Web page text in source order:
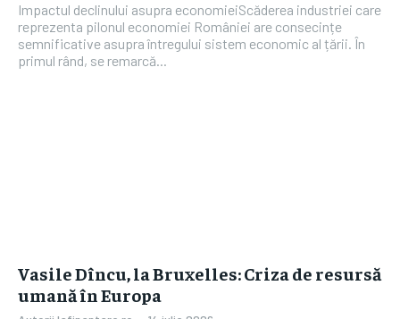
Impactul declinului asupra economieiScăderea industriei care
reprezenta pilonul economiei României are consecințe
semnificative asupra întregului sistem economic al țării. În
primul rând, se remarcă...
Vasile Dîncu, la Bruxelles: Criza de resursă
umană în Europa